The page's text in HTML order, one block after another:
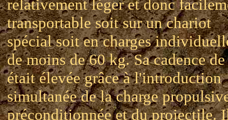
relativement léger et donc
transportable soit sur un chariot
spécial soit en charges
de moins de 60 kg. Sa cadence
était élevée grâce à l'introduction
simultanée de la charge
préconditionnée et du projectile.